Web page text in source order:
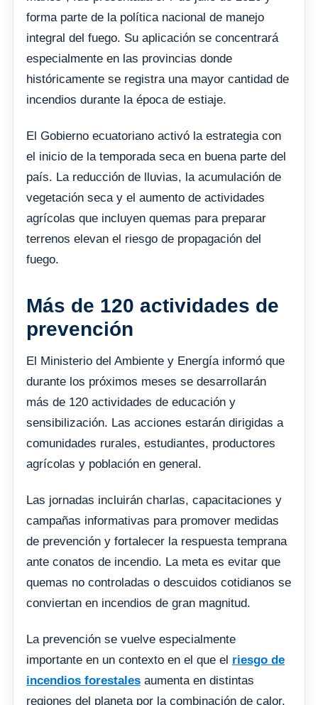
forma parte de la política nacional de manejo
integral del fuego. Su aplicación se concentrará
especialmente en las provincias donde
históricamente se registra una mayor cantidad de
incendios durante la época de estiaje.
El Gobierno ecuatoriano activó la estrategia con
el inicio de la temporada seca en buena parte del
país. La reducción de lluvias, la acumulación de
vegetación seca y el aumento de actividades
agrícolas que incluyen quemas para preparar
terrenos elevan el riesgo de propagación del
fuego.
Más de 120 actividades de
prevención
El Ministerio del Ambiente y Energía informó que
durante los próximos meses se desarrollarán
más de 120 actividades de educación y
sensibilización. Las acciones estarán dirigidas a
comunidades rurales, estudiantes, productores
agrícolas y población en general.
Las jornadas incluirán charlas, capacitaciones y
campañas informativas para promover medidas
de prevención y fortalecer la respuesta temprana
ante conatos de incendio. La meta es evitar que
quemas no controladas o descuidos cotidianos se
conviertan en incendios de gran magnitud.
La prevención se vuelve especialmente
importante en un contexto en el que el riesgo de
incendios forestales aumenta en distintas
regiones del planeta por la combinación de calor,